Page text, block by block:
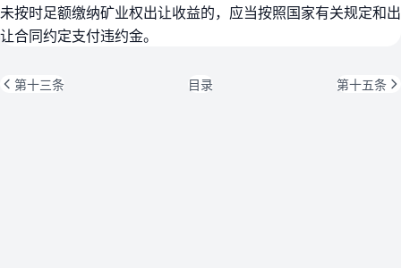
未按时足额缴纳矿业权出让收益的，应当按照国家有关规定和出
让合同约定支付违约金。
第十三条 目录 第十五条